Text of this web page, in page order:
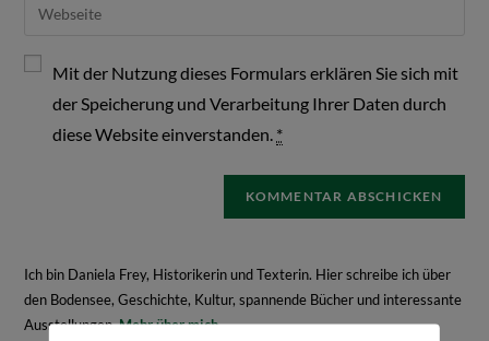
Mit der Nutzung dieses Formulars erklären Sie sich mit
der Speicherung und Verarbeitung Ihrer Daten durch
diese Website einverstanden. *
Ich bin Daniela Frey, Historikerin und Texterin. Hier schreibe ich über
den Bodensee, Geschichte, Kultur, spannende Bücher und interessante
Ausstellungen.Mehr über mich